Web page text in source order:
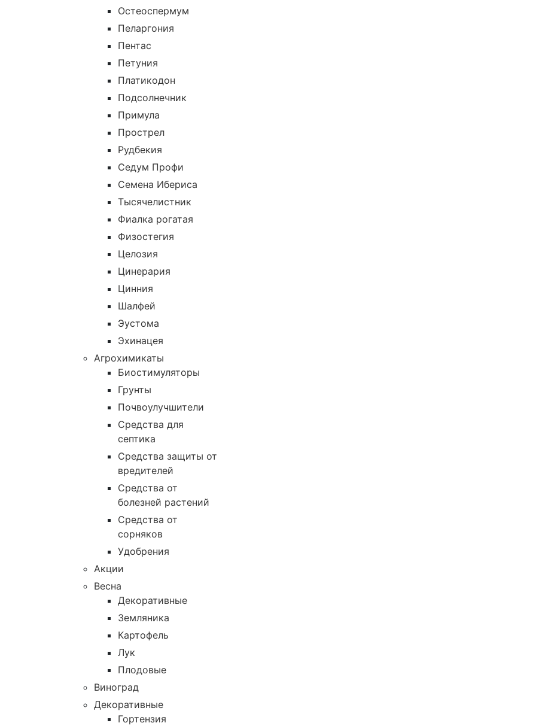
Остеоспермум
Пеларгония
Пентас
Петуния
Платикодон
Подсолнечник
Примула
Прострел
Рудбекия
Седум Профи
Семена Ибериса
Тысячелистник
Фиалка рогатая
Физостегия
Целозия
Цинерария
Цинния
Шалфей
Эустома
Эхинацея
Агрохимикаты
Биостимуляторы
Грунты
Почвоулучшители
Средства для
септика
Средства защиты от
вредителей
Средства от
болезней растений
Средства от
сорняков
Удобрения
Акции
Весна
Декоративные
Земляника
Картофель
Лук
Плодовые
Виноград
Декоративные
Гортензия